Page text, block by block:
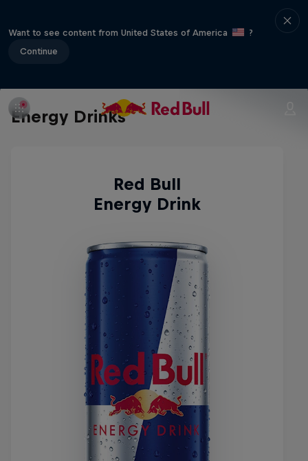
Want to see content from United States of America
?
Continue
Energy Drinks
Red Bull
Energy Drink